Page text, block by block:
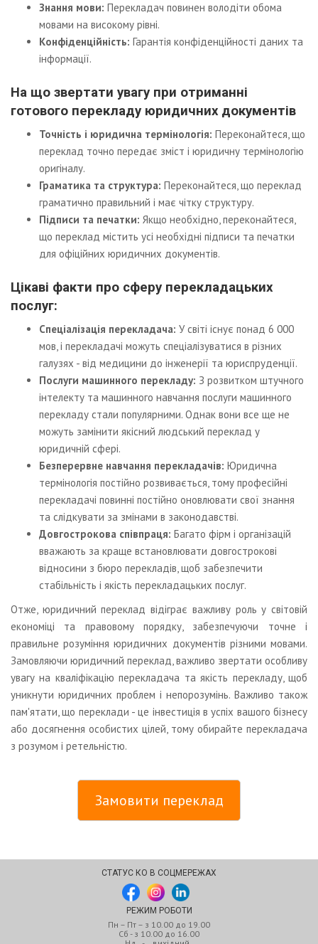
Знання мови: Перекладач повинен володіти обома
мовами на високому рівні.
Конфіденційність: Гарантія конфіденційності даних та
інформації.
На що звертати увагу при отриманні
готового перекладу юридичних документів
Точність і юридична термінологія: Переконайтеся, що
переклад точно передає зміст і юридичну термінологію
оригіналу.
Граматика та структура: Переконайтеся, що переклад
граматично правильний і має чітку структуру.
Підписи та печатки: Якщо необхідно, переконайтеся,
що переклад містить усі необхідні підписи та печатки
для офіційних юридичних документів.
Цікаві факти про сферу перекладацьких
послуг:
Спеціалізація перекладача: У світі існує понад 6 000
мов, і перекладачі можуть спеціалізуватися в різних
галузях - від медицини до інженерії та юриспруденції.
Послуги машинного перекладу: З розвитком штучного
інтелекту та машинного навчання послуги машинного
перекладу стали популярними. Однак вони все ще не
можуть замінити якісний людський переклад у
юридичній сфері.
Безперервне навчання перекладачів: Юридична
термінологія постійно розвивається, тому професійні
перекладачі повинні постійно оновлювати свої знання
та слідкувати за змінами в законодавстві.
Довгострокова співпраця: Багато фірм і організацій
вважають за краще встановлювати довгострокові
відносини з бюро перекладів, щоб забезпечити
стабільність і якість перекладацьких послуг.
Отже, юридичний переклад відіграє важливу роль у світовій
економіці та правовому порядку, забезпечуючи точне і
правильне розуміння юридичних документів різними мовами.
Замовляючи юридичний переклад, важливо звертати особливу
увагу на кваліфікацію перекладача та якість перекладу, щоб
уникнути юридичних проблем і непорозумінь. Важливо також
пам'ятати, що переклади - це інвестиція в успіх вашого бізнесу
або досягнення особистих цілей, тому обирайте перекладача
з розумом і ретельністю.
Замовити переклад
СТАТУС КО В СОЦМЕРЕЖАХ
РЕЖИМ РОБОТИ
Пн – Пт – з 10.00 до 19.00
Сб - з 10.00 до 16.00